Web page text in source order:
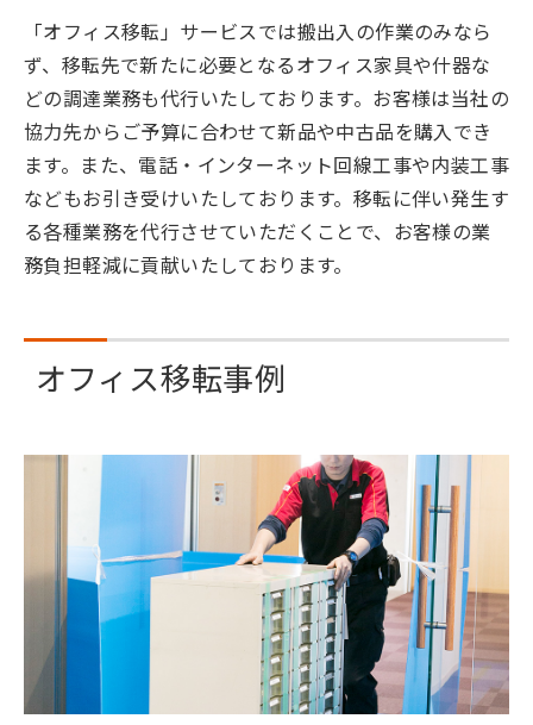
「オフィス移転」サービスでは搬出入の作業のみなら
ず、移転先で新たに必要となるオフィス家具や什器な
どの調達業務も代行いたしております。お客様は当社の
協力先からご予算に合わせて新品や中古品を購入でき
ます。また、電話・インターネット回線工事や内装工事
などもお引き受けいたしております。移転に伴い発生す
る各種業務を代行させていただくことで、お客様の業
務負担軽減に貢献いたしております。
オフィス移転事例